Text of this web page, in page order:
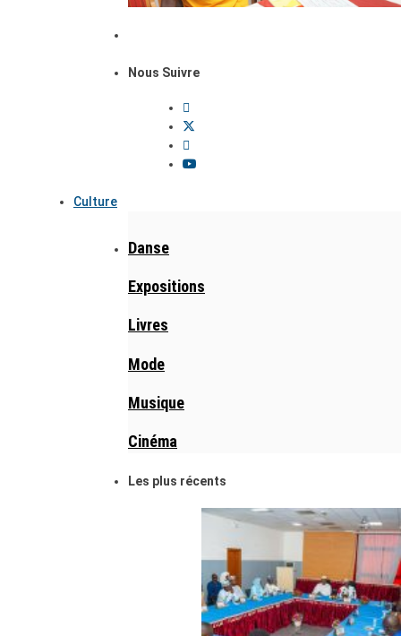
Nous Suivre
Culture
Danse
Expositions
Livres
Mode
Musique
Cinéma
Les plus récents